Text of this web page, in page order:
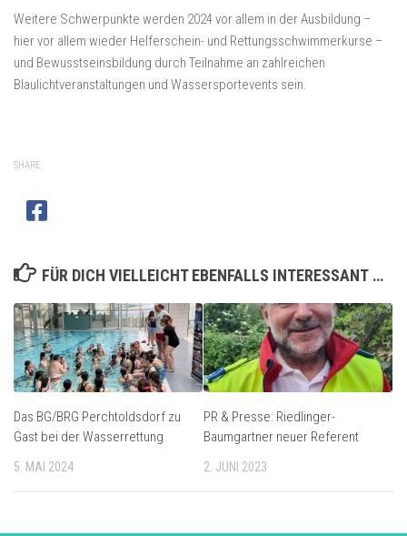
Weitere Schwerpunkte werden 2024 vor allem in der Ausbildung –
hier vor allem wieder Helferschein- und Rettungsschwimmerkurse –
und Bewusstseinsbildung durch Teilnahme an zahlreichen
Blaulichtveranstaltungen und Wassersportevents sein.
SHARE
FÜR DICH VIELLEICHT EBENFALLS INTERESSANT …
Das BG/BRG Perchtoldsdorf zu
Gast bei der Wasserrettung
5. MAI 2024
PR & Presse: Riedlinger-
Baumgartner neuer Referent
2. JUNI 2023